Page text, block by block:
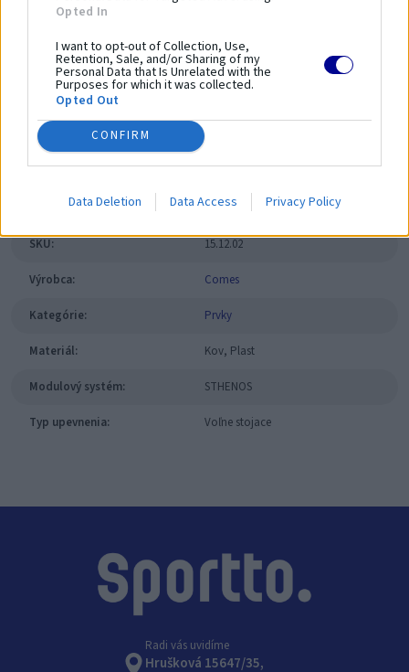
Opted In
I want to opt-out of Collection, Use,
Retention, Sale, and/or Sharing of my
Personal Data that Is Unrelated with the
Purposes for which it was collected.
Opted Out
CONFIRM
Data Deletion Data Access Privacy Policy
Veková kategória:
Výška voľného pádu:
1100 mm
Dĺžka bezpečnostnej zóny: 5250 mm
Šírka bezpečnostnej zóny:
3200 mm
Plocha bezpečnostnej zóny:-
Obvod bezpečnostnej zóny:
Parametre
SKU: 15.12.02
Výrobca: Comes
Kategórie: Prvky
Materiál: Kov, Plast
Modulový systém: STHENOS
Typ upevnenia: Voľne stojace
Radi vás uvidíme
Hrušková 15647/35,